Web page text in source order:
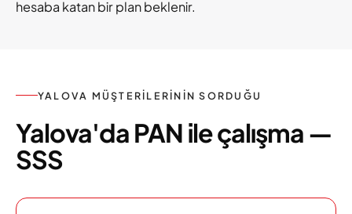
hesaba katan bir plan beklenir.
YALOVA MÜŞTERILERININ SORDUĞU
Yalova'da PAN ile çalışma —
SSS